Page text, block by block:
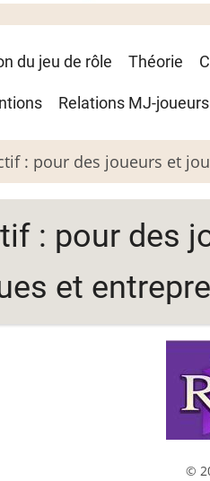
du jeu de rôle Théorie
Relations MJ-joueurs
: pour des joueurs et
: pour des
et
©